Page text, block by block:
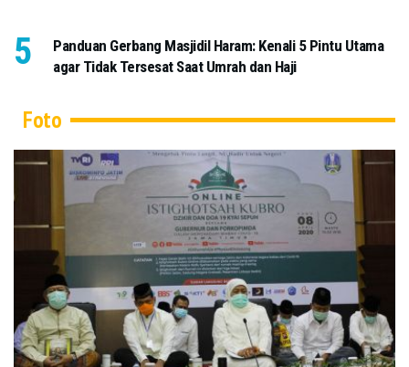
Panduan Gerbang Masjidil Haram: Kenali 5 Pintu Utama
agar Tidak Tersesat Saat Umrah dan Haji
Foto